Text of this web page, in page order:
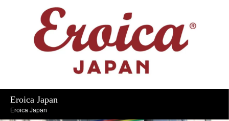
Eroica Japan
Eroica Japan